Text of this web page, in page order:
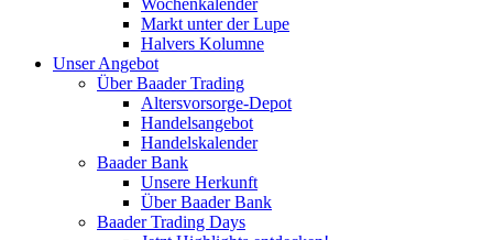
Wochenkalender
Markt unter der Lupe
Halvers Kolumne
Unser Angebot
Über Baader Trading
Altersvorsorge-Depot
Handelsangebot
Handelskalender
Baader Bank
Unsere Herkunft
Über Baader Bank
Baader Trading Days